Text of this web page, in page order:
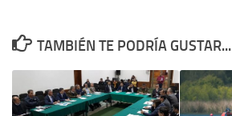
TAMBIÉN TE PODRÍA GUSTAR...